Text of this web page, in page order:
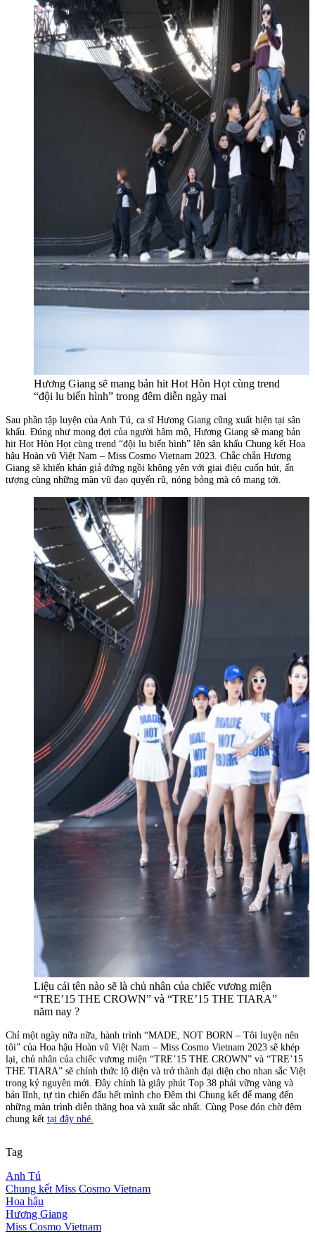
Hương Giang sẽ mang bản hit Hot Hòn Họt cùng trend
“đội lu biến hình” trong đêm diễn ngày mai
Sau phần tập luyện của Anh Tú, ca sĩ Hương Giang cũng xuất hiện tại sân
khấu. Đúng như mong đợi của người hâm mộ, Hương Giang sẽ mang bản
hit Hot Hòn Họt cùng trend “đội lu biến hình” lên sân khấu Chung kết Hoa
hậu Hoàn vũ Việt Nam – Miss Cosmo Vietnam 2023. Chắc chắn Hương
Giang sẽ khiến khán giả đứng ngồi không yên với giai điệu cuốn hút, ấn
tượng cùng những màn vũ đạo quyến rũ, nóng bỏng mà cô mang tới.
Liệu cái tên nào sẽ là chủ nhân của chiếc vương miện
“TRE’15 THE CROWN” và “TRE’15 THE TIARA”
năm nay ?
Chỉ một ngày nữa nữa, hành trình “MADE, NOT BORN – Tôi luyện nên
tôi” của Hoa hậu Hoàn vũ Việt Nam – Miss Cosmo Vietnam 2023 sẽ khép
lại, chủ nhân của chiếc vương miện “TRE’15 THE CROWN” và “TRE’15
THE TIARA” sẽ chính thức lộ diện và trở thành đại diện cho nhan sắc Việt
trong kỷ nguyên mới. Đây chính là giây phút Top 38 phải vững vàng và
bản lĩnh, tự tin chiến đấu hết mình cho Đêm thi Chung kết để mang đến
những màn trình diễn thăng hoa và xuất sắc nhất. Cùng Pose đón chờ đêm
chung kết tại đây nhé.
Tag
Anh Tú
Chung kết Miss Cosmo Vietnam
Hoa hậu
Hương Giang
Miss Cosmo Vietnam